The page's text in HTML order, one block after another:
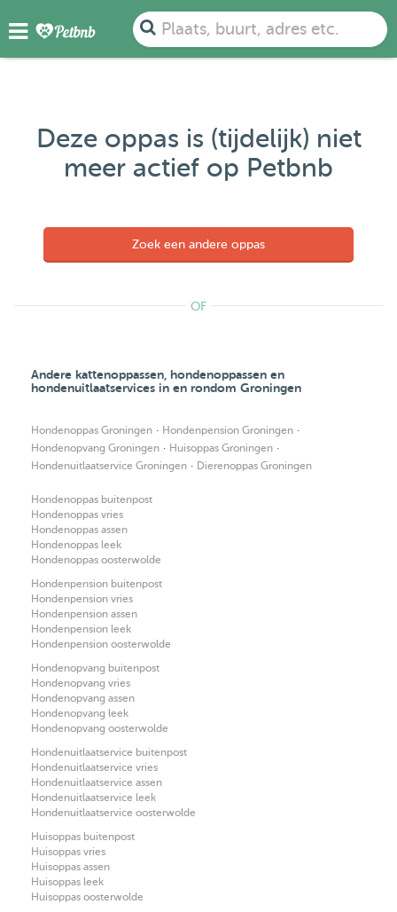
Plaats, buurt, adres etc.
Deze oppas is (tijdelijk) niet
meer actief op Petbnb
Zoek een andere oppas
OF
Andere kattenoppassen, hondenoppassen en
hondenuitlaatservices in en rondom Groningen
Hondenoppas Groningen · Hondenpension Groningen ·
Hondenopvang Groningen · Huisoppas Groningen ·
Hondenuitlaatservice Groningen · Dierenoppas Groningen
Hondenoppas buitenpost
Hondenoppas vries
Hondenoppas assen
Hondenoppas leek
Hondenoppas oosterwolde
Hondenpension buitenpost
Hondenpension vries
Hondenpension assen
Hondenpension leek
Hondenpension oosterwolde
Hondenopvang buitenpost
Hondenopvang vries
Hondenopvang assen
Hondenopvang leek
Hondenopvang oosterwolde
Hondenuitlaatservice buitenpost
Hondenuitlaatservice vries
Hondenuitlaatservice assen
Hondenuitlaatservice leek
Hondenuitlaatservice oosterwolde
Huisoppas buitenpost
Huisoppas vries
Huisoppas assen
Huisoppas leek
Huisoppas oosterwolde